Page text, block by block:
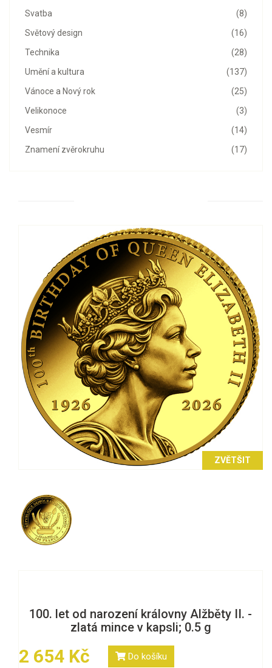
(8)
Svatba
(16)
Světový design
(28)
Technika
(137)
Umění a kultura
(25)
Vánoce a Nový rok
(3)
Velikonoce
(14)
Vesmír
(17)
Znamení zvěrokruhu
ZVĚTŠIT
100. let od narození královny Alžběty II. -
zlatá mince v kapsli; 0.5 g
2 654 Kč Do košíku